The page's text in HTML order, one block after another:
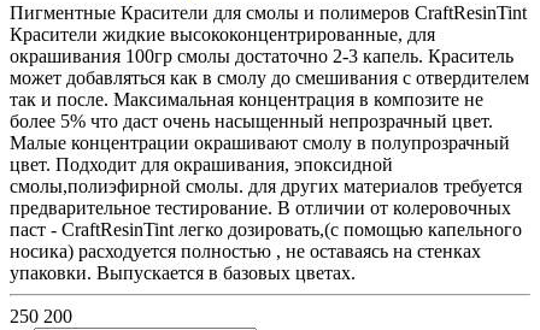
Пигментные Красители для смолы и полимеров CraftResinTint
Красители жидкие высококонцентрированные, для
окрашивания 100гр смолы достаточно 2-3 капель. Краситель
может добавляться как в смолу до смешивания с отвердителем
так и после. Максимальная концентрация в композите не
более 5% что даст очень насыщенный непрозрачный цвет.
Малые концентрации окрашивают смолу в полупрозрачный
цвет. Подходит для окрашивания, эпоксидной
смолы,полиэфирной смолы. для других материалов требуется
предварительное тестирование. В отличии от колеровочных
паст - CraftResinTint легко дозировать,(с помощью капельного
носика) расходуется полностью , не оставаясь на стенках
упаковки. Выпускается в базовых цветах.
250 200